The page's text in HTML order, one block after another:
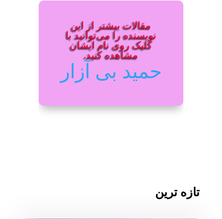
مقالات بیشتر از این
نویسنده را می‌توانید با
کلیک روی نام ایشان
مشاهده کنید.
حمید بی آزار
تازه ترین